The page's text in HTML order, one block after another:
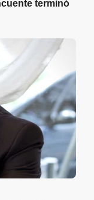
terminó